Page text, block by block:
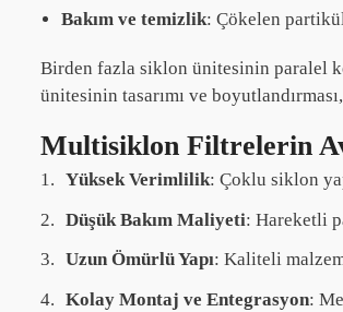
Bakım ve temizlik: Çökelen
Birden fazla siklon ünitesinin paralel
ünitesinin tasarımı ve
Multisiklon Filtrelerin
Yüksek Verimlilik: Çoklu siklon
Düşük Bakım Maliyeti: Hareketli
Uzun Ömürlü Yapı: Kaliteli
Kolay Montaj ve Entegrasyon: